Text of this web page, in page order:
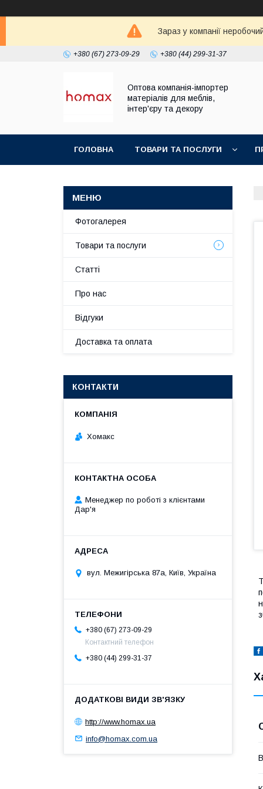
Зараз у компанії
+380 (67) 273-09-29 +380 (44) 299-31-37
Оптова компанія-імпортер
матеріалів для меблів,
інтер'єру та декору
ГОЛОВНА ТОВАРИ ТА ПОСЛУГИ
Фотогалерея
Товари та послуги
Статті
Про нас
Відгуки
Доставка та оплата
КОНТАКТИ
Хомакс
Менеджер по роботі з клієнтами
Дар'я
вул. Межигірська 87а, Київ, Україна
+380 (67) 273-09-29
Контактний телефон
+380 (44) 299-31-37
http://www.homax.ua
info@homax.com.ua